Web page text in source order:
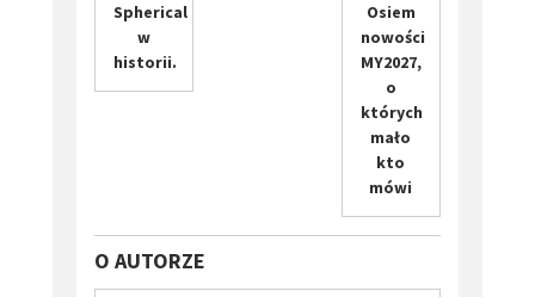
Spherical
w
historii.
Osiem
nowości
MY2027,
o
których
mało
kto
mówi
O AUTORZE